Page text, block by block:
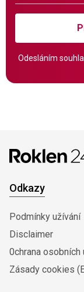
Odesláním
Odkazy
Podmínky užívání
Disclaimer
0chrana osobních
Zásady cookies